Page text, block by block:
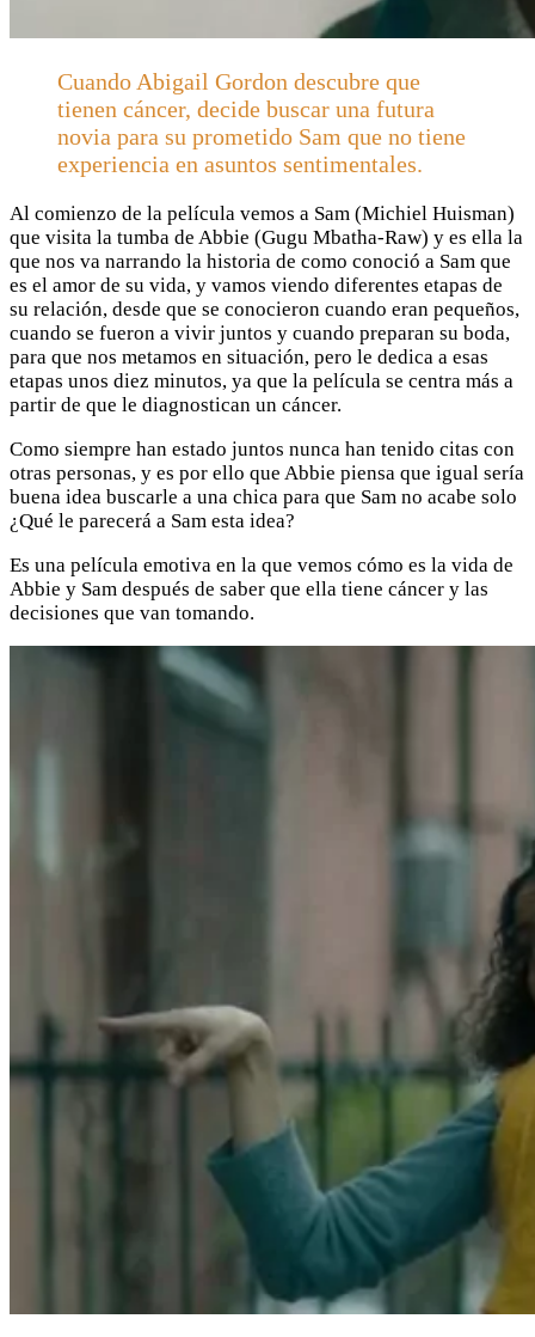
Cuando Abigail Gordon descubre que
tienen cáncer, decide buscar una futura
novia para su prometido Sam que no tiene
experiencia en asuntos sentimentales.
Al comienzo de la película vemos a Sam (Michiel Huisman)
que visita la tumba de Abbie (Gugu Mbatha-Raw) y es ella la
que nos va narrando la historia de como conoció a Sam que
es el amor de su vida, y vamos viendo diferentes etapas de
su relación, desde que se conocieron cuando eran pequeños,
cuando se fueron a vivir juntos y cuando preparan su boda,
para que nos metamos en situación, pero le dedica a esas
etapas unos diez minutos, ya que la película se centra más a
partir de que le diagnostican un cáncer.
Como siempre han estado juntos nunca han tenido citas con
otras personas, y es por ello que Abbie piensa que igual sería
buena idea buscarle a una chica para que Sam no acabe solo
¿Qué le parecerá a Sam esta idea?
Es una película emotiva en la que vemos cómo es la vida de
Abbie y Sam después de saber que ella tiene cáncer y las
decisiones que van tomando.